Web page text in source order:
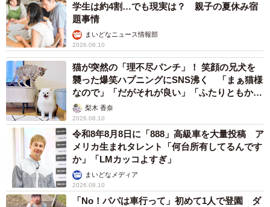
学生は約4割…でも現実は？ 親子の夏休み宿
題事情
まいどなニュース情報部
2026.08.10
猫が突然の「理不尽パンチ」！ 笑顔の兄犬を
襲った爆笑ハプニングにSNS沸く 「まぁ猫様
なので」「だがそれが良い」「ふたりともかわ
いいね」
梨木 香奈
2026.08.10
令和8年8月8日に「888」高級車を大量投稿 ア
メリカ生まれタレント「何台所有してるんです
か」「LMカッコよすぎ」
まいどなメディア
2026.08.10
「No！パパは車行って」初めて1人で登園 ダ